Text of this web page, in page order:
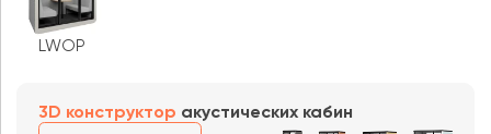
3D конструктор акустических кабин
LWOP